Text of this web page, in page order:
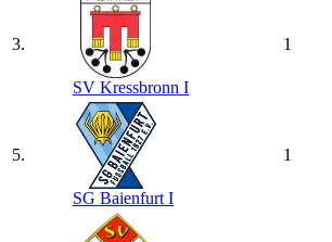
3.
SV Kressbronn I
1
5.
SG Baienfurt I
1